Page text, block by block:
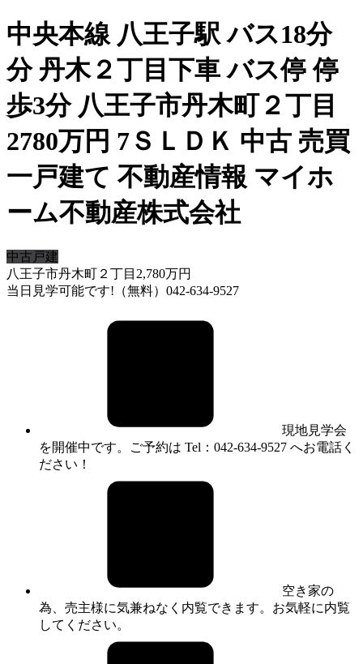
中央本線 八王子駅 バス18分
分 丹木２丁目下車 バス停 停
歩3分 八王子市丹木町２丁目
2780万円 7ＳＬＤＫ 中古 売買
一戸建て 不動産情報 マイホ
ーム不動産株式会社
中古戸建
八王子市丹木町２丁目 2,780万円
当日見学可能です!（無料）042-634-9527
現地見学会
を開催中です。ご予約は Tel：042-634-9527 へお電話く
ださい！
空き家の
為、売主様に気兼ねなく内覧できます。お気軽に内覧
してください。